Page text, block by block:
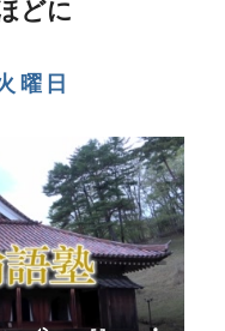
どに
曜日